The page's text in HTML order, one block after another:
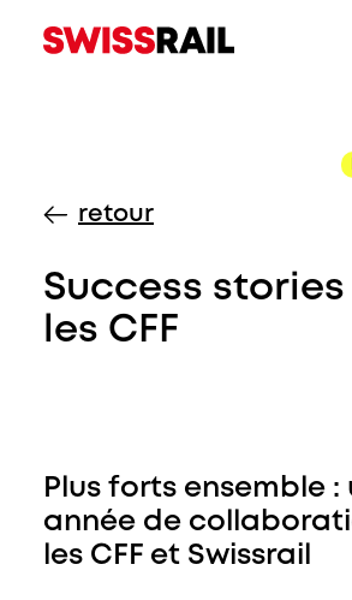
retour
Success
les CFF
Plus forts ensemble :
année de
les CFF et Swissrail